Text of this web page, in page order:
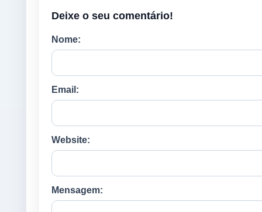
Deixe o seu comentário!
Nome:
Email:
Website:
Mensagem: